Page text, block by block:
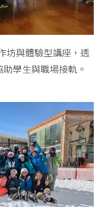
坊與體驗型講座，透
學生與職場接軌。